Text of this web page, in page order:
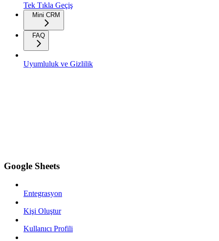
Tek Tıkla Geçiş
Mini CRM
FAQ
Uyumluluk ve Gizlilik
Google Sheets
Entegrasyon
Kişi Oluştur
Kullanıcı Profili